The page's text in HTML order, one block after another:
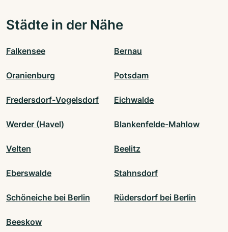
Städte in der Nähe
Falkensee Bernau
Oranienburg Potsdam
Fredersdorf-Vogelsdorf Eichwalde
Werder (Havel) Blankenfelde-Mahlow
Velten Beelitz
Eberswalde Stahnsdorf
Schöneiche bei Berlin Rüdersdorf bei Berlin
Beeskow